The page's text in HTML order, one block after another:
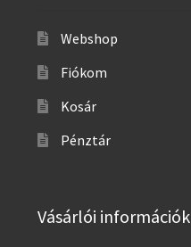
Webshop
Fiókom
Kosár
Pénztár
Vásárlói információk